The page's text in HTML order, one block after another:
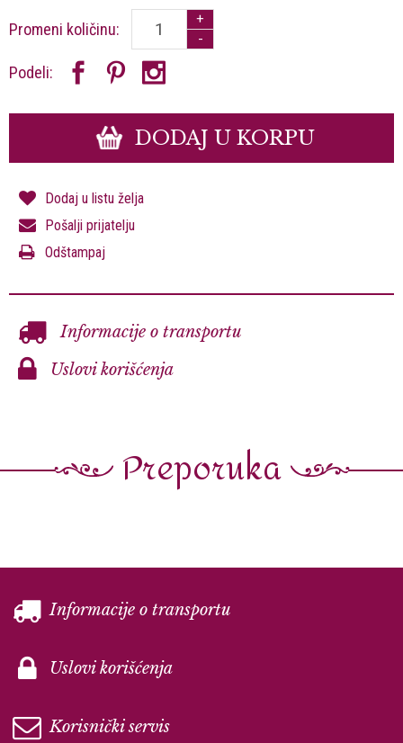
Promeni količinu:
+
-
Podeli:
DODAJ U KORPU
Dodaj u listu želja
Pošalji prijatelju
Odštampaj
Informacije o transportu
Uslovi korišćenja
Preporuka
Informacije o transportu
Uslovi korišćenja
Korisnički servis